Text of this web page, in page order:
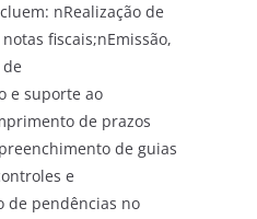
nRealização de
fiscais;nEmissão,
e suporte ao
de prazos
de guias
e
de pendências no